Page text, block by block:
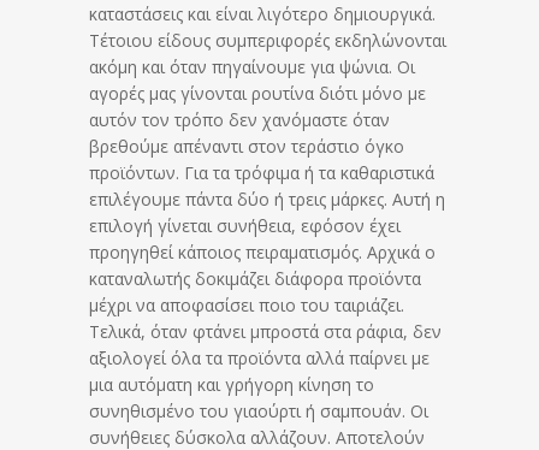
καταστάσεις και είναι λιγότερο δημιουργικά.
Τέτοιου είδους συμπεριφορές εκδηλώνονται
ακόμη και όταν πηγαίνουμε για ψώνια. Οι
αγορές μας γίνονται ρουτίνα διότι μόνο με
αυτόν τον τρόπο δεν χανόμαστε όταν
βρεθούμε απέναντι στον τεράστιο όγκο
προϊόντων. Για τα τρόφιμα ή τα καθαριστικά
επιλέγουμε πάντα δύο ή τρεις μάρκες. Αυτή η
επιλογή γίνεται συνήθεια, εφόσον έχει
προηγηθεί κάποιος πειραματισμός. Αρχικά ο
καταναλωτής δοκιμάζει διάφορα προϊόντα
μέχρι να αποφασίσει ποιο του ταιριάζει.
Τελικά, όταν φτάνει μπροστά στα ράφια, δεν
αξιολογεί όλα τα προϊόντα αλλά παίρνει με
μια αυτόματη και γρήγορη κίνηση το
συνηθισμένο του γιαούρτι ή σαμπουάν. Οι
συνήθειες δύσκολα αλλάζουν. Αποτελούν